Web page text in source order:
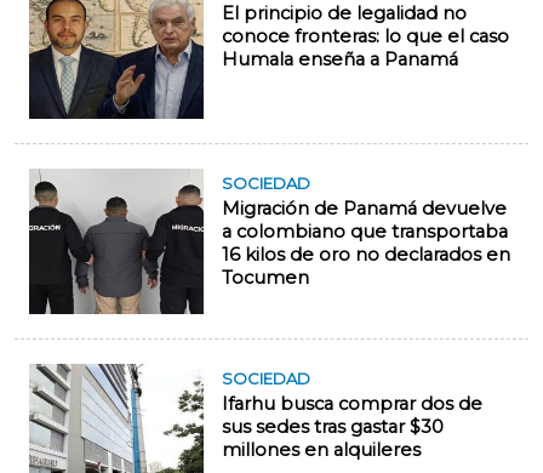
El principio de legalidad no
conoce fronteras: lo que el caso
Humala enseña a Panamá
SOCIEDAD
Migración de Panamá devuelve
a colombiano que transportaba
16 kilos de oro no declarados en
Tocumen
SOCIEDAD
Ifarhu busca comprar dos de
sus sedes tras gastar $30
millones en alquileres